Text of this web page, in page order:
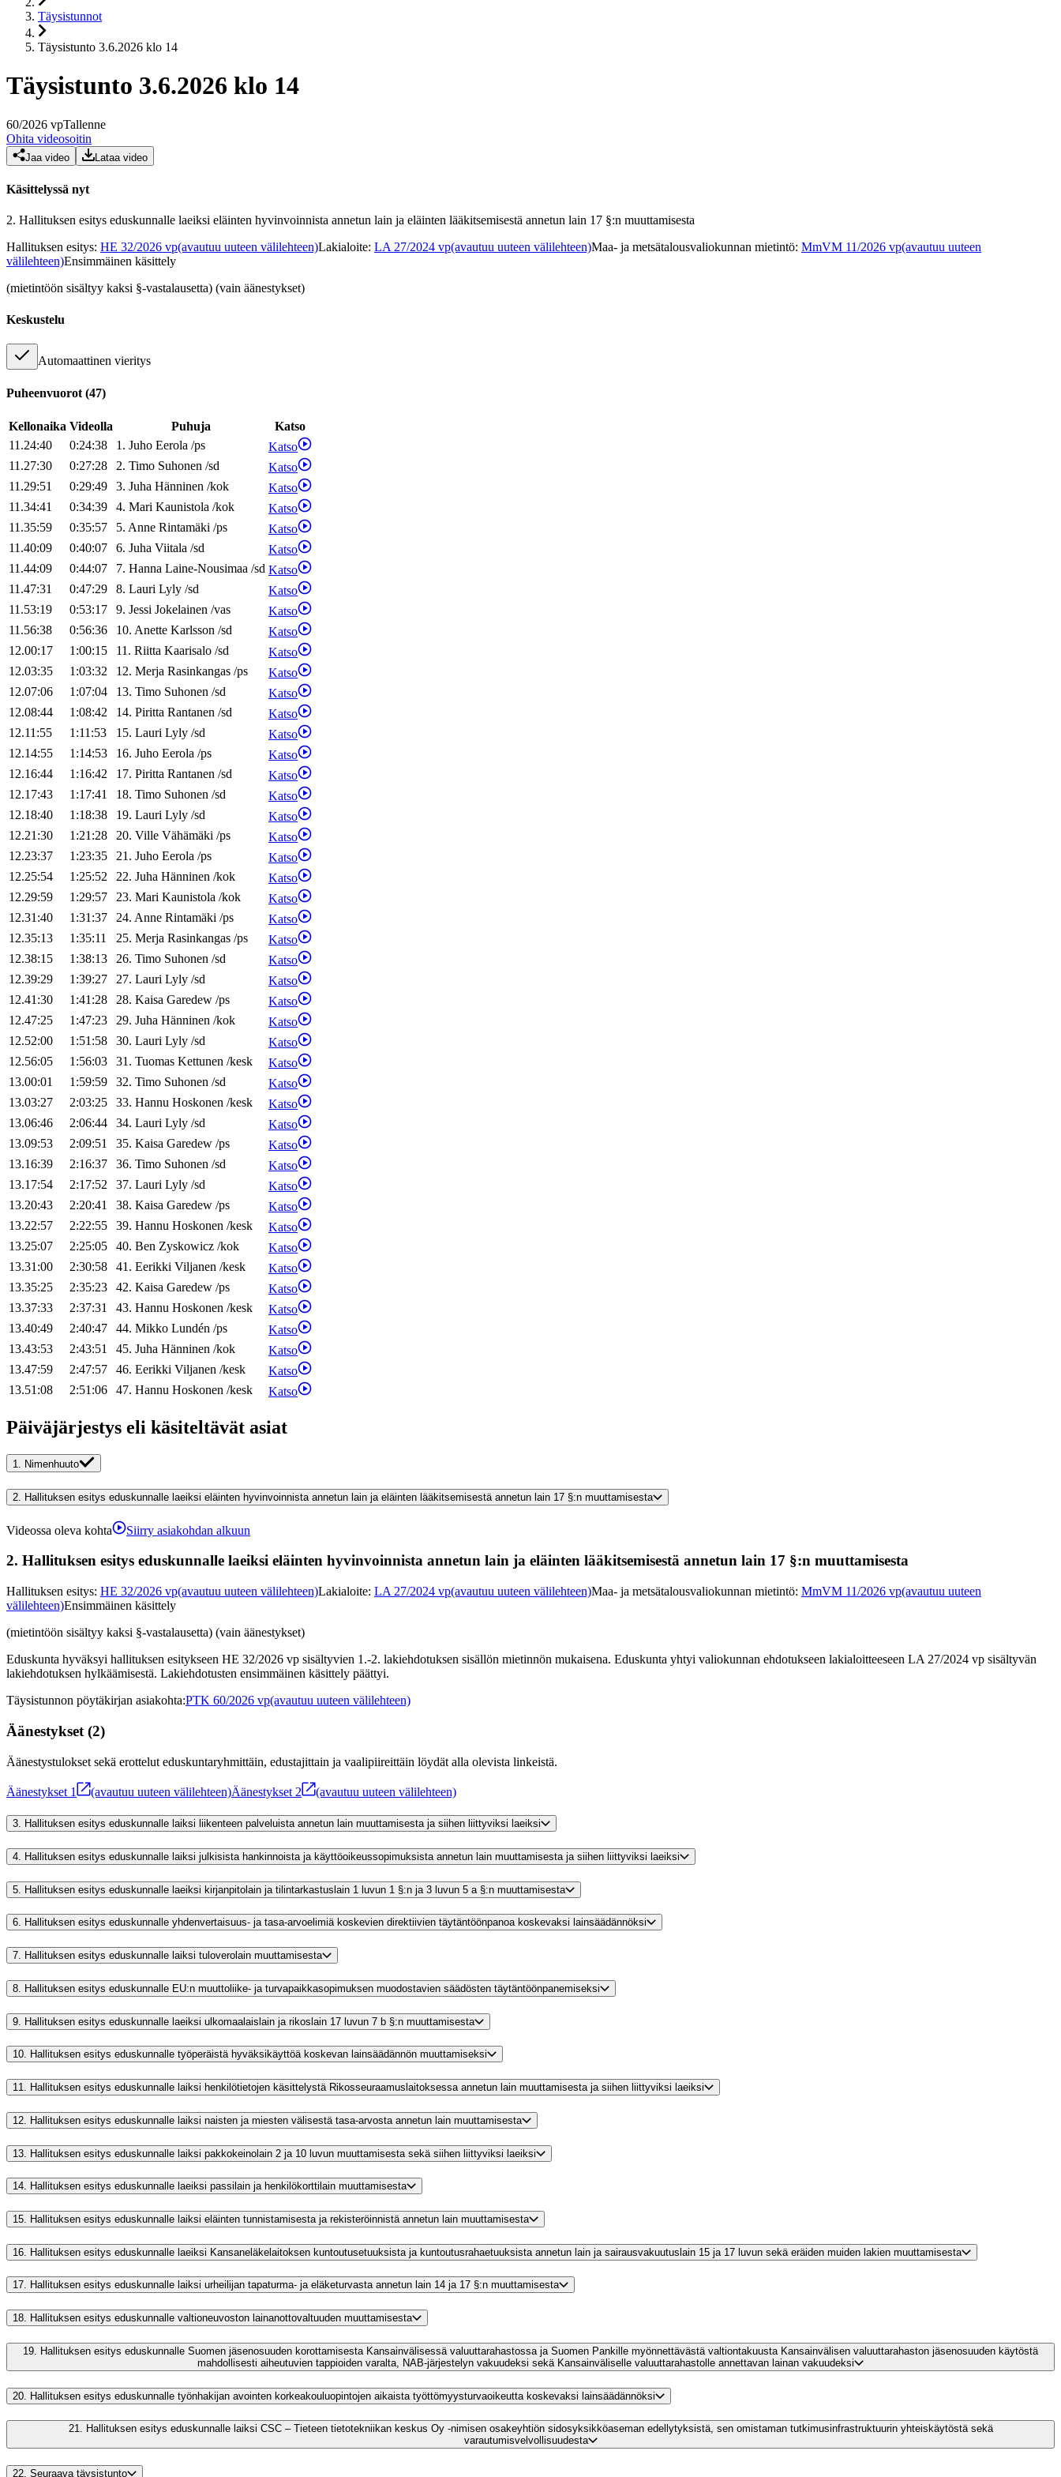
Täysistunnot
Täysistunto 3.6.2026 klo 14
Täysistunto 3.6.2026 klo 14
60/2026 vpTallenne
Ohita videosoitin
Jaa video Lataa video
Käsittelyssä nyt
2. Hallituksen esitys eduskunnalle laeiksi eläinten hyvinvoinnista annetun lain ja eläinten lääkitsemisestä annetun lain 17 §:n muuttamisesta
Hallituksen esitys: HE 32/2026 vp(avautuu uuteen välilehteen)Lakialoite: LA 27/2024 vp(avautuu uuteen välilehteen)Maa- ja metsätalousvaliokunnan mietintö: MmVM 11/2026 vp(avautuu uuteen
välilehteen)Ensimmäinen käsittely
(mietintöön sisältyy kaksi §-vastalausetta) (vain äänestykset)
Keskustelu
Automaattinen vieritys
Puheenvuorot (47)
Kellonaika Videolla Puhuja
Katso
11.24:40
0:24:38 1. Juho Eerola /ps
Katso
11.27:30
0:27:28 2. Timo Suhonen /sd
Katso
11.29:51
0:29:49 3. Juha Hänninen /kok
Katso
11.34:41
0:34:39 4. Mari Kaunistola /kok
Katso
11.35:59
0:35:57 5. Anne Rintamäki /ps
Katso
11.40:09
0:40:07 6. Juha Viitala /sd
Katso
11.44:09
0:44:07 7. Hanna Laine-Nousimaa /sd Katso
11.47:31
0:47:29 8. Lauri Lyly /sd
Katso
11.53:19
0:53:17 9. Jessi Jokelainen /vas
Katso
11.56:38
0:56:36 10. Anette Karlsson /sd
Katso
12.00:17
1:00:15 11. Riitta Kaarisalo /sd
Katso
12.03:35
1:03:32 12. Merja Rasinkangas /ps
Katso
12.07:06
1:07:04 13. Timo Suhonen /sd
Katso
12.08:44
1:08:42 14. Piritta Rantanen /sd
Katso
12.11:55
1:11:53 15. Lauri Lyly /sd
Katso
12.14:55
1:14:53 16. Juho Eerola /ps
Katso
12.16:44
1:16:42 17. Piritta Rantanen /sd
Katso
12.17:43
1:17:41 18. Timo Suhonen /sd
Katso
12.18:40
1:18:38 19. Lauri Lyly /sd
Katso
12.21:30
1:21:28 20. Ville Vähämäki /ps
Katso
12.23:37
1:23:35 21. Juho Eerola /ps
Katso
12.25:54
1:25:52 22. Juha Hänninen /kok
Katso
12.29:59
1:29:57 23. Mari Kaunistola /kok
Katso
12.31:40
1:31:37 24. Anne Rintamäki /ps
Katso
12.35:13
1:35:11 25. Merja Rasinkangas /ps
Katso
12.38:15
1:38:13 26. Timo Suhonen /sd
Katso
12.39:29
1:39:27 27. Lauri Lyly /sd
Katso
12.41:30
1:41:28 28. Kaisa Garedew /ps
Katso
12.47:25
1:47:23 29. Juha Hänninen /kok
Katso
12.52:00
1:51:58 30. Lauri Lyly /sd
Katso
12.56:05
1:56:03 31. Tuomas Kettunen /kesk
Katso
13.00:01
1:59:59 32. Timo Suhonen /sd
Katso
13.03:27
2:03:25 33. Hannu Hoskonen /kesk
Katso
13.06:46
2:06:44 34. Lauri Lyly /sd
Katso
13.09:53
2:09:51 35. Kaisa Garedew /ps
Katso
13.16:39
2:16:37 36. Timo Suhonen /sd
Katso
13.17:54
2:17:52 37. Lauri Lyly /sd
Katso
13.20:43
2:20:41 38. Kaisa Garedew /ps
Katso
13.22:57
2:22:55 39. Hannu Hoskonen /kesk
Katso
13.25:07
2:25:05 40. Ben Zyskowicz /kok
Katso
13.31:00
2:30:58 41. Eerikki Viljanen /kesk
Katso
13.35:25
2:35:23 42. Kaisa Garedew /ps
Katso
13.37:33
2:37:31 43. Hannu Hoskonen /kesk
Katso
13.40:49
2:40:47 44. Mikko Lundén /ps
Katso
13.43:53
2:43:51 45. Juha Hänninen /kok
Katso
13.47:59
2:47:57 46. Eerikki Viljanen /kesk
Katso
13.51:08
2:51:06 47. Hannu Hoskonen /kesk Katso
Päiväjärjestys eli käsiteltävät asiat
1. Nimenhuuto
2. Hallituksen esitys eduskunnalle laeiksi eläinten hyvinvoinnista annetun lain ja eläinten lääkitsemisestä annetun lain 17 §:n muuttamisesta
Videossa oleva kohta Siirry asiakohdan alkuun
2. Hallituksen esitys eduskunnalle laeiksi eläinten hyvinvoinnista annetun lain ja eläinten lääkitsemisestä annetun lain 17 §:n muuttamisesta
Hallituksen esitys: HE 32/2026 vp(avautuu uuteen välilehteen)Lakialoite: LA 27/2024 vp(avautuu uuteen välilehteen)Maa- ja metsätalousvaliokunnan mietintö: MmVM 11/2026 vp(avautuu uuteen
välilehteen)Ensimmäinen käsittely
(mietintöön sisältyy kaksi §-vastalausetta) (vain äänestykset)
Eduskunta hyväksyi hallituksen esitykseen HE 32/2026 vp sisältyvien 1.-2. lakiehdotuksen sisällön mietinnön mukaisena. Eduskunta yhtyi valiokunnan ehdotukseen lakialoitteeseen LA 27/2024 vp sisältyvän
lakiehdotuksen hylkäämisestä. Lakiehdotusten ensimmäinen käsittely päättyi.
Täysistunnon pöytäkirjan asiakohta:PTK 60/2026 vp(avautuu uuteen välilehteen)
Äänestykset (2)
Äänestystulokset sekä erottelut eduskuntaryhmittäin, edustajittain ja vaalipiireittäin löydät alla olevista linkeistä.
Äänestykset 1 (avautuu uuteen välilehteen)Äänestykset 2 (avautuu uuteen välilehteen)
3. Hallituksen esitys eduskunnalle laiksi liikenteen palveluista annetun lain muuttamisesta ja siihen liittyviksi laeiksi
4. Hallituksen esitys eduskunnalle laiksi julkisista hankinnoista ja käyttöoikeussopimuksista annetun lain muuttamisesta ja siihen liittyviksi laeiksi
5. Hallituksen esitys eduskunnalle laeiksi kirjanpitolain ja tilintarkastuslain 1 luvun 1 §:n ja 3 luvun 5 a §:n muuttamisesta
6. Hallituksen esitys eduskunnalle yhdenvertaisuus- ja tasa-arvoelimiä koskevien direktiivien täytäntöönpanoa koskevaksi lainsäädännöksi
7. Hallituksen esitys eduskunnalle laiksi tuloverolain muuttamisesta
8. Hallituksen esitys eduskunnalle EU:n muuttoliike- ja turvapaikkasopimuksen muodostavien säädösten täytäntöönpanemiseksi
9. Hallituksen esitys eduskunnalle laeiksi ulkomaalaislain ja rikoslain 17 luvun 7 b §:n muuttamisesta
10. Hallituksen esitys eduskunnalle työperäistä hyväksikäyttöä koskevan lainsäädännön muuttamiseksi
11. Hallituksen esitys eduskunnalle laiksi henkilötietojen käsittelystä Rikosseuraamuslaitoksessa annetun lain muuttamisesta ja siihen liittyviksi laeiksi
12. Hallituksen esitys eduskunnalle laiksi naisten ja miesten välisestä tasa-arvosta annetun lain muuttamisesta
13. Hallituksen esitys eduskunnalle laiksi pakkokeinolain 2 ja 10 luvun muuttamisesta sekä siihen liittyviksi laeiksi
14. Hallituksen esitys eduskunnalle laeiksi passilain ja henkilökorttilain muuttamisesta
15. Hallituksen esitys eduskunnalle laiksi eläinten tunnistamisesta ja rekisteröinnistä annetun lain muuttamisesta
16. Hallituksen esitys eduskunnalle laeiksi Kansaneläkelaitoksen kuntoutusetuuksista ja kuntoutusrahaetuuksista annetun lain ja sairausvakuutuslain 15 ja 17 luvun sekä eräiden muiden lakien muuttamisesta
17. Hallituksen esitys eduskunnalle laiksi urheilijan tapaturma- ja eläketurvasta annetun lain 14 ja 17 §:n muuttamisesta
18. Hallituksen esitys eduskunnalle valtioneuvoston lainanottovaltuuden muuttamisesta
19.
Hallituksen esitys eduskunnalle Suomen jäsenosuuden korottamisesta Kansainvälisessä valuuttarahastossa ja Suomen Pankille myönnettävästä valtiontakuusta Kansainvälisen valuuttarahaston jäsenosuuden käytöstä
mahdollisesti aiheutuvien tappioiden varalta, NAB-järjestelyn vakuudeksi sekä Kansainväliselle valuuttarahastolle annettavan lainan vakuudeksi
20. Hallituksen esitys eduskunnalle työnhakijan avointen korkeakouluopintojen aikaista työttömyysturvaoikeutta koskevaksi lainsäädännöksi
21. Hallituksen esitys eduskunnalle laiksi CSC – Tieteen tietotekniikan keskus Oy -nimisen osakeyhtiön sidosyksikköaseman edellytyksistä, sen omistaman tutkimusinfrastruktuurin yhteiskäytöstä sekä
varautumisvelvollisuudesta
22. Seuraava täysistunto